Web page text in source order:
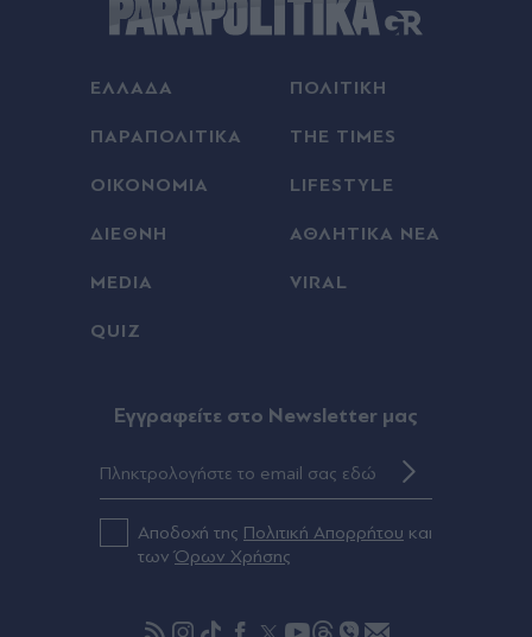
Γαλλία: Απάντησε η πρόεδρος των Οικολόγων
προδοσία - "Θέλει να ωθήσει όλη την Ευρώπη σε
Europa League: Η ΤΣΣΚΑ Σόφιας επιβλήθηκε 3-
0 της Μακάμπι Τελ Αβίβ και ετοιμάζεται για ΟΦΗ,
γκολ ο Παυλίδης στην εξάρα της Μπενφίκα
Τραμπ: Σχέδιο για κατάργηση της υπηκοότητας
Ανδρομάχη: Ποζάρει μέσα στη θάλασσα με
πολύχρωμο μπικίνι ασορτί μπολερό - "Μπανάκι"
από 30.000 οπαδοί αποθέωσαν τον Αιγύπτιο
ΕΛΛΑΔΑ ΠΟΛΙΤΙΚΗ
ΠΑΡΑΠΟΛΙΤΙΚΑ THE TIMES
ΟΙΚΟΝΟΜΙΑ LIFESTYLE
ΔΙΕΘΝΗ ΑΘΛΗΤΙΚΑ ΝΕΑ
MEDIA VIRAL
QUIZ
Eγγραφείτε στο Newsletter μας
Αποδοχή της Πολιτική Απορρήτου και
τωνΌρων Χρήσης